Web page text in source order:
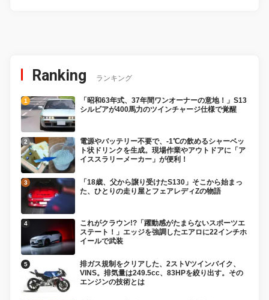
Ranking ランキング
「昭和63年式、37年間ワンオーナーの意地！」S13
シルビアが400馬力のツインチャージ仕様で覚醒
電源やバッテリー不要で、-1℃の飲めるシャーベッ
ト状ドリンクを生成。現場作業やアウトドアに「ア
イススラリーメーカー」が便利！
「18歳、父から譲り受けたS130」そこから始まっ
た、ひとりの走り屋とフェアレディZの物語
これがクラウン!?「躍動感がたまらないスポーツエ
ステート！」エッジを強調したエアロに22インチホ
イールで武装
排ガス規制をクリアした、2ストVツインバイク、
VINS。排気量は249.5cc、83HPを絞り出す。その
エンジンの技術とは